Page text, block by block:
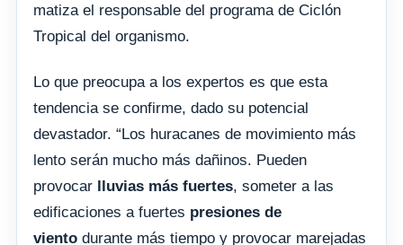
matiza el responsable del programa de Ciclón
Tropical del organismo.
Lo que preocupa a los expertos es que esta
tendencia se confirme, dado su potencial
devastador. “Los huracanes de movimiento más
lento serán mucho más dañinos. Pueden
provocar lluvias más fuertes, someter a las
edificaciones a fuertes presiones de
viento durante más tiempo y provocar marejadas